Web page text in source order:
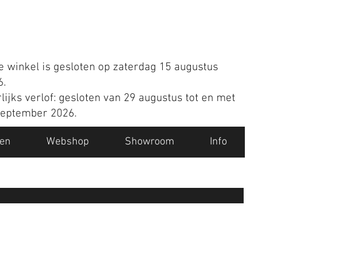
winkel is gesloten op zaterdag 15 augustus
verlof: gesloten van 29 augustus tot en met
2026.
Webshop Showroom Info